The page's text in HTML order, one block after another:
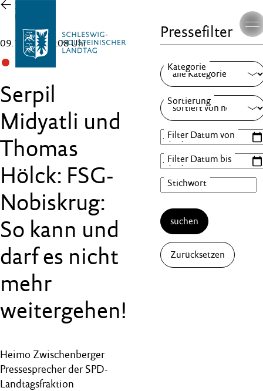
Zur
Übersicht
09.10.24 , 14:08 Uhr
Serpil
Midyatli und
Thomas
Hölck: FSG-
Nobiskrug:
So kann und
darf es nicht
mehr
weitergehen!
Heimo Zwischenberger
Pressesprecher der SPD-
Landtagsfraktion
Pressefilter
suchen
Zurücksetzen